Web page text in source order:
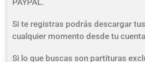
PAYPAL.
Si te registras podrás descargar
cualquier momento desde tu
Si lo que buscas son partituras